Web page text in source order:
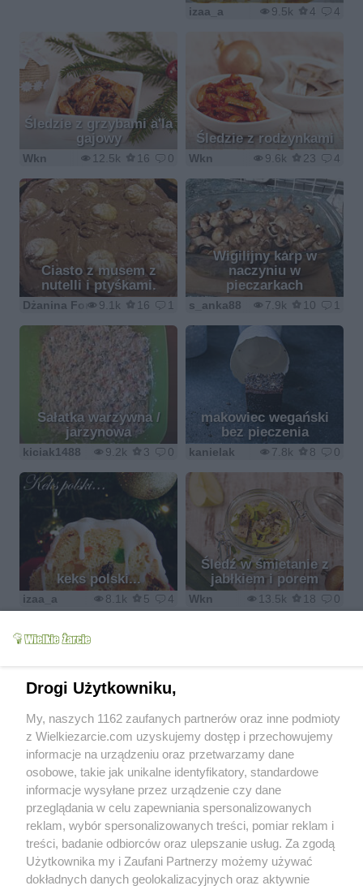
9.5k 4 4
izaa_a
Śledzie z grzybami a'la
gajowy
12.5k 16 0
Wkn
Śledzie z rodzynkami
9.6k 23 4
Wkn
Ciasto z musem z
nutelli i ptyśkami.
9.1k 16 1
Dżanina Fonda
Wigilijny karp w
naczyniu w
pieczarkach
7.9k 10 1
s_anka88
Sałatka warzywna /
jarzynowa
9.2k 3 0
kiciak1488
makowiec wegański
bez pieczenia
7.8k 8 0
kanielak
keks polski...
8.1k 5 4
izaa_a
Śledź w śmietanie z
jabłkiem i porem
13.5k 18 0
Wkn
Ryby w zalewie
pomidorowej
12
Uszka Wigilijne
Olkka
ryba bez ryby po
grecku
Pieczone pierogi z
kiszoną kapustą i
pieczarkami
Drogi Użytkowniku,
My, naszych 1162 zaufanych partnerów oraz inne podmioty
z Wielkiezarcie.com uzyskujemy dostęp i przechowujemy
informacje na urządzeniu oraz przetwarzamy dane
osobowe, takie jak unikalne identyfikatory, standardowe
informacje wysyłane przez urządzenie czy dane
przeglądania w celu zapewniania spersonalizowanych
reklam, wybór spersonalizowanych treści, pomiar reklam i
treści, badanie odbiorców oraz ulepszanie usług. Za zgodą
Użytkownika my i Zaufani Partnerzy możemy używać
dokładnych danych geolokalizacyjnych oraz aktywnie